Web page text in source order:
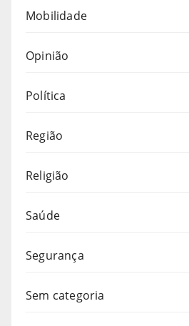
Mobilidade
Opinião
Política
Região
Religião
Saúde
Segurança
Sem categoria